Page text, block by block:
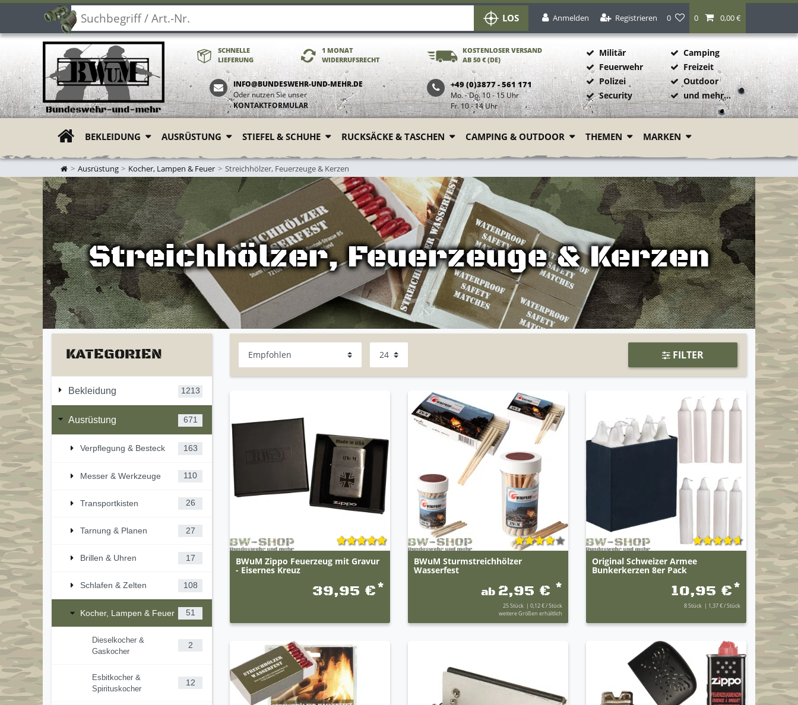
LOS Anmelden Registrieren 0 0 0,00 €
SCHNELLE
LIEFERUNG
1 MONAT
WIDERRUFSRECHT
KOSTENLOSER VERSAND
AB 50 € (DE)
INFO@BUNDESWEHR-UND-MEHR.DE
Oder nutzen Sie unser
KONTAKTFORMULAR
+49 (0)3877 - 561 171
Mo. - Do. 10 - 15 Uhr
Fr. 10 - 14 Uhr
Militär
Feuerwehr
Polizei
Security
Camping
Freizeit
Outdoor
und mehr...
ZUR STARTSEITE
BEKLEIDUNG AUSRÜSTUNG STIEFEL & SCHUHE RUCKSÄCKE & TASCHEN CAMPING & OUTDOOR THEMEN MARKEN
Ausrüstung Kocher, Lampen & Feuer Streichhölzer, Feuerzeuge & Kerzen
Streichhölzer, Feuerzeuge & Kerzen
KATEGORIEN
Bekleidung 1213
Ausrüstung 671
Verpflegung & Besteck 163
Messer & Werkzeuge 110
Transportkisten 26
Tarnung & Planen 27
Brillen & Uhren 17
Schlafen & Zelten 108
Kocher, Lampen & Feuer 51
Dieselkocher &
Gaskocher
2
Esbitkocher &
Spirituskocher
12
FILTER
BWuM Zippo Feuerzeug mit Gravur
- Eisernes Kreuz
39,95 €*
BWuM Sturmstreichhölzer
Wasserfest
ab 2,95 € *
25Stück | 0,12 € / Stück
weitere Größen erhältlich
Original Schweizer Armee
Bunkerkerzen 8er Pack
10,95 €*
8Stück | 1,37 € / Stück